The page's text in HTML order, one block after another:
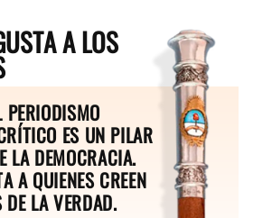
A LOS
PERIODISMO
ES UN PILAR
LA DEMOCRACIA.
A QUIENES CREEN
DE LA VERDAD.